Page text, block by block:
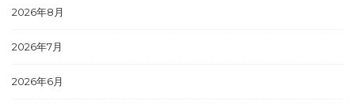
2026年8月
2026年7月
2026年6月